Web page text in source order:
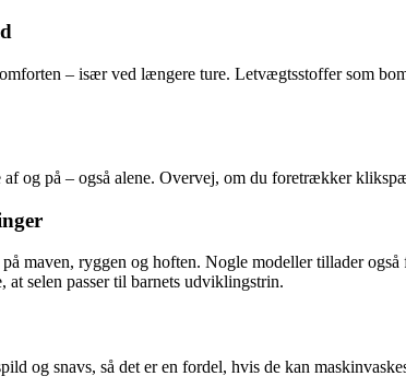
– især ved længere ture. Letvægtsstoffer som
og på – også alene. Overvej, om du foretrækker
maven, ryggen og hoften. Nogle modeller tillader
selen passer til barnets udviklingstrin.
og snavs, så det er en fordel, hvis de kan